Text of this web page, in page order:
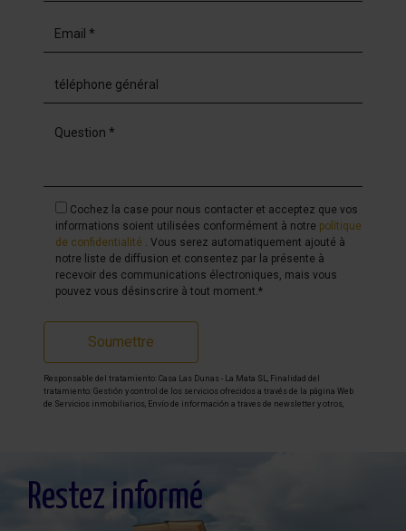
Cochez la case pour nous contacter et acceptez que vos
informations soient utilisées conformément à notre politique
de confidentialité
. Vous serez automatiquement ajouté à
notre liste de diffusion et consentez par la présente à
recevoir des communications électroniques, mais vous
pouvez vous désinscrire à tout moment.*
Soumettre
Responsable del tratamiento: Casa Las Dunas - La Mata SL, Finalidad del
tratamiento: Gestión y control de los servicios ofrecidos a través de la página Web
de Servicios inmobiliarios, Envío de información a traves de newsletter y otros,
detallada sobre protección de datos
Aquí.
Restez informé